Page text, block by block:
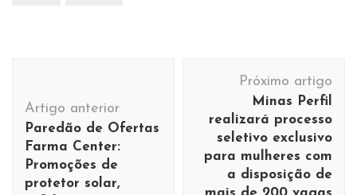
post
Artigo anterior
Paredão de Ofertas
Farma Center:
Promoções de
protetor solar,
Próximo artigo
Minas Perfil
realizará processo
seletivo exclusivo
para mulheres com
a disposição de